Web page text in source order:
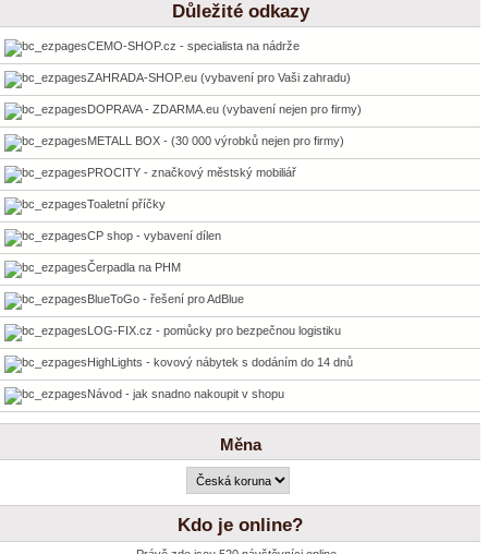
Důležité odkazy
CEMO-SHOP.cz - specialista na nádrže
ZAHRADA-SHOP.eu (vybavení pro Vaši zahradu)
DOPRAVA - ZDARMA.eu (vybavení nejen pro firmy)
METALL BOX - (30 000 výrobků nejen pro firmy)
PROCITY - značkový městský mobiliář
Toaletní příčky
CP shop - vybavení dílen
Čerpadla na PHM
BlueToGo - řešení pro AdBlue
LOG-FIX.cz - pomůcky pro bezpečnou logistiku
HighLights - kovový nábytek s dodáním do 14 dnů
Návod - jak snadno nakoupit v shopu
Měna
Kdo je online?